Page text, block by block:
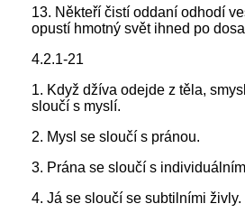
13. Někteří čistí oddaní odhodí
opustí hmotný svět ihned po
4.2.1-21
1. Když džíva odejde z těla,
sloučí s myslí.
2. Mysl se sloučí s pránou.
3. Prána se sloučí s
4. Já se sloučí se subtilními živly.